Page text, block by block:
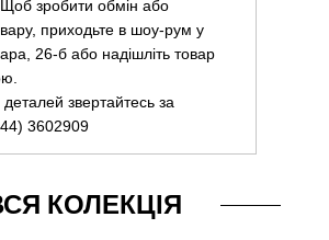
зробити обмін або
приходьте в шоу-рум у
26-б або надішліть товар
звертайтесь за
3602909
КОЛЕКЦІЯ